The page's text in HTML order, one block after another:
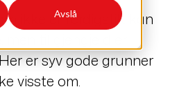
Avslå
ikke er ferdigstilt kan
er syv gode grunner
visste om.